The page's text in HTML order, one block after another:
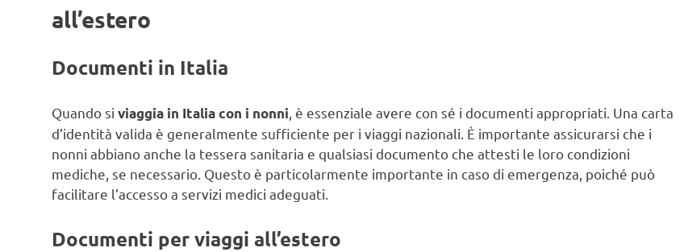
all’estero
Documenti in Italia
Quando si viaggia in Italia con i nonni, è essenziale avere con sé i documenti appropriati. Una carta
d’identità valida è generalmente sufficiente per i viaggi nazionali. È importante assicurarsi che i
nonni abbiano anche la tessera sanitaria e qualsiasi documento che attesti le loro condizioni
mediche, se necessario. Questo è particolarmente importante in caso di emergenza, poiché può
facilitare l’accesso a servizi medici adeguati.
Documenti per viaggi all’estero